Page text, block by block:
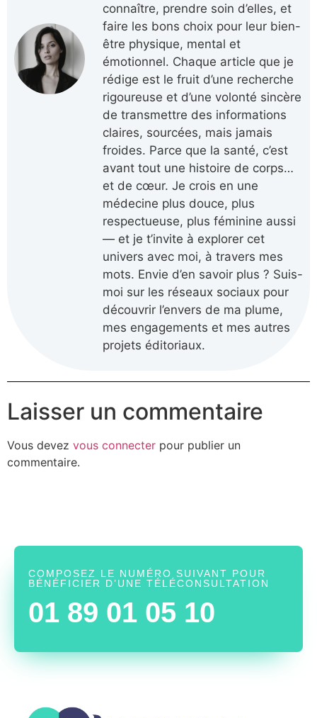
connaître, prendre soin d’elles, et
faire les bons choix pour leur bien-
être physique, mental et
émotionnel. Chaque article que je
rédige est le fruit d’une recherche
rigoureuse et d’une volonté sincère
de transmettre des informations
claires, sourcées, mais jamais
froides. Parce que la santé, c’est
avant tout une histoire de corps…
et de cœur. Je crois en une
médecine plus douce, plus
respectueuse, plus féminine aussi
— et je t’invite à explorer cet
univers avec moi, à travers mes
mots. Envie d’en savoir plus ? Suis-
moi sur les réseaux sociaux pour
découvrir l’envers de ma plume,
mes engagements et mes autres
projets éditoriaux.
Laisser un commentaire
Vous devez vous connecter pour publier un
commentaire.
COMPOSEZ LE NUMÉRO SUIVANT POUR
BÉNÉFICIER D’UNE TÉLÉCONSULTATION
01 89 01 05 10